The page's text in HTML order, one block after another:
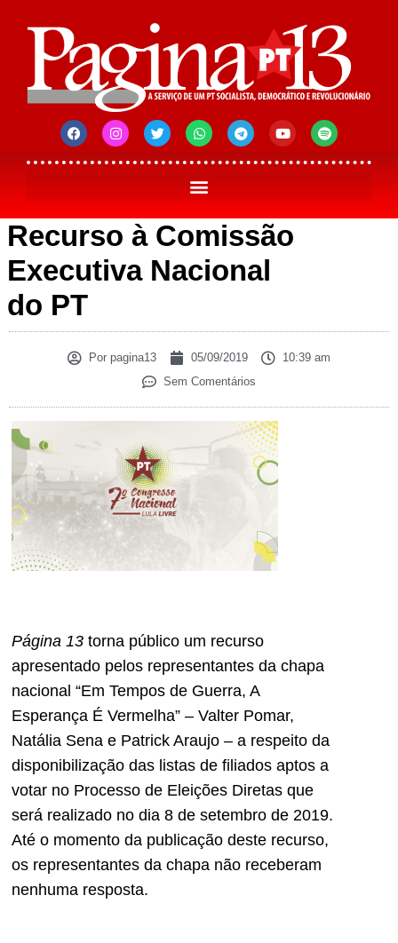
Recurso à Comissão
Executiva Nacional
do PT
Por pagina13 05/09/2019
10:39 am
Sem Comentários
Página 13 torna público um recurso
apresentado pelos representantes da chapa
nacional “Em Tempos de Guerra, A
Esperança É Vermelha” – Valter Pomar,
Natália Sena e Patrick Araujo – a respeito da
disponibilização das listas de filiados aptos a
votar no Processo de Eleições Diretas que
será realizado no dia 8 de setembro de 2019.
Até o momento da publicação deste recurso,
os representantes da chapa não receberam
nenhuma resposta.